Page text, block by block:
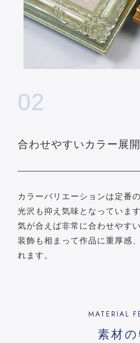
02
合わせやすいカラー展開
カラーバリエーションは定番
光沢も抑え気味となっていま
気が合えば非常に合わせやす
装飾も相まって作品に重厚感
れます。
素材の
MATERIAL